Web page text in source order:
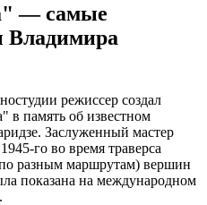
— самые
Владимира
режиссер создал
память об известном
Заслуженный мастер
го во время траверса
разным маршрутам) вершин
показана на международном